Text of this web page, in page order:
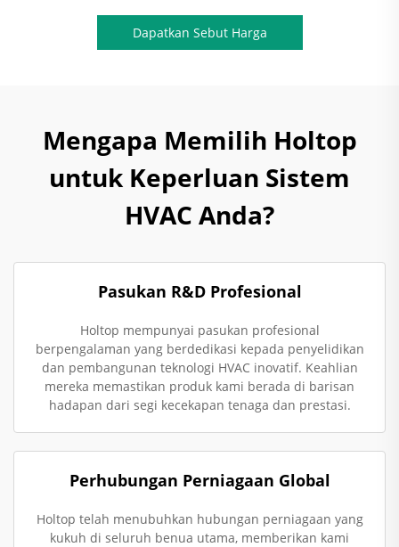
Dapatkan Sebut Harga
Mengapa Memilih Holtop
untuk Keperluan Sistem
HVAC Anda?
Pasukan R&D Profesional
Holtop mempunyai pasukan profesional
berpengalaman yang berdedikasi kepada penyelidikan
dan pembangunan teknologi HVAC inovatif. Keahlian
mereka memastikan produk kami berada di barisan
hadapan dari segi kecekapan tenaga dan prestasi.
Perhubungan Perniagaan Global
Holtop telah menubuhkan hubungan perniagaan yang
kukuh di seluruh benua utama, memberikan kami